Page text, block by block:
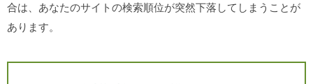
合は、あなたのサイトの検索順位が突然下落してしまうことが
あります。